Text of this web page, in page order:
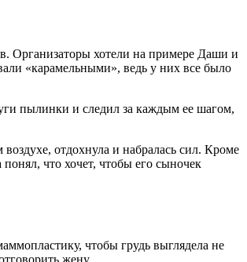
Организаторы хотели на примере Даши и
«карамельными», ведь у них все было
пылинки и следил за каждым ее шагом,
отдохнула и набралась сил. Кроме
что хочет, чтобы его сыночек
чтобы грудь выглядела не
жену.